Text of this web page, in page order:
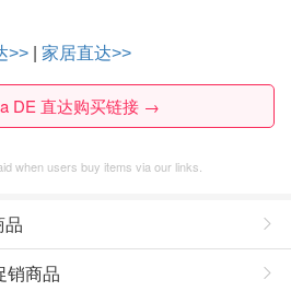
>> 家居直达>>
DE 直达购买链接 →
when users buy items via our links.
品
销商品